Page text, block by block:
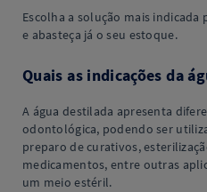
Escolha a solução mais indicada
e abasteça já o seu estoque.
Quais as indicações da
A água destilada apresenta
odontológica, podendo ser
preparo de curativos,
medicamentos, entre outras
um meio estéril.